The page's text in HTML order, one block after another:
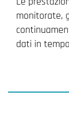
monitorate,
dati in